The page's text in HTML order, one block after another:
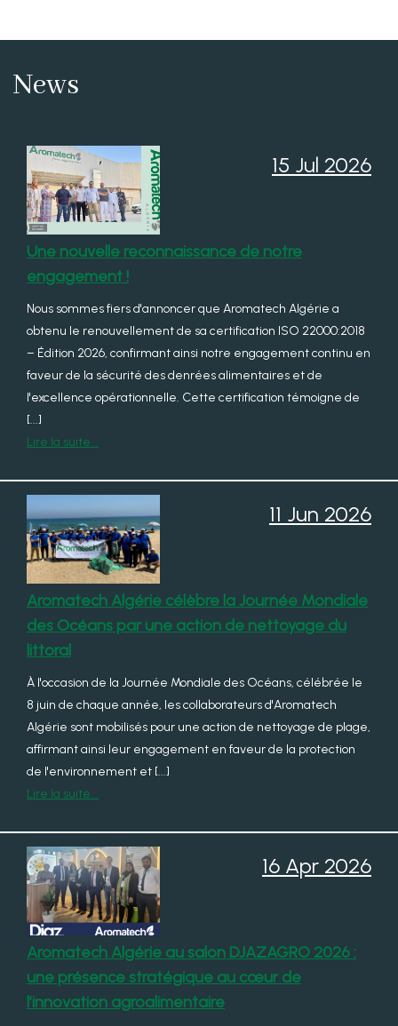
News
15 Jul 2026
Une nouvelle reconnaissance de notre
engagement !
Nous sommes fiers d'annoncer que Aromatech Algérie a
obtenu le renouvellement de sa certification ISO 22000:2018
– Édition 2026, confirmant ainsi notre engagement continu en
faveur de la sécurité des denrées alimentaires et de
l'excellence opérationnelle. Cette certification témoigne de
[...]
Lire la suite...
11 Jun 2026
Aromatech Algérie célèbre la Journée Mondiale
des Océans par une action de nettoyage du
littoral
À l'occasion de la Journée Mondiale des Océans, célébrée le
8 juin de chaque année, les collaborateurs d'Aromatech
Algérie sont mobilisés pour une action de nettoyage de plage,
affirmant ainsi leur engagement en faveur de la protection
de l'environnement et [...]
Lire la suite...
16 Apr 2026
Aromatech Algérie au salon DJAZAGRO 2026 :
une présence stratégique au cœur de
l’innovation agroalimentaire